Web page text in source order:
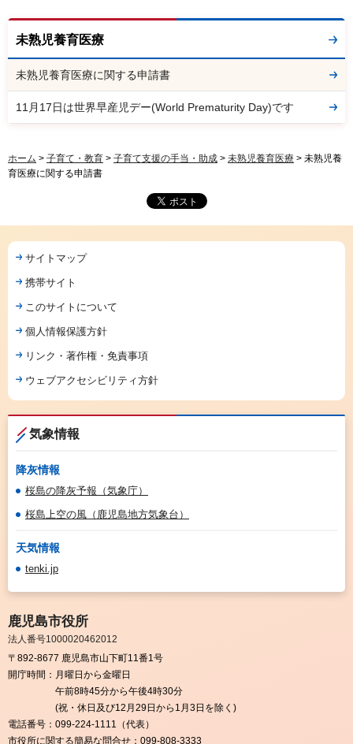
未熟児養育医療
未熟児養育医療に関する申請書
11月17日は世界早産児デー(World Prematurity Day)です
ホーム > 子育て・教育 > 子育て支援の手当・助成 > 未熟児養育医療 > 未熟児養
育医療に関する申請書
サイトマップ
携帯サイト
このサイトについて
個人情報保護方針
リンク・著作権・免責事項
ウェブアクセシビリティ方針
気象情報
降灰情報
桜島の降灰予報（気象庁）
桜島上空の風（鹿児島地方気象台）
天気情報
tenki.jp
鹿児島市役所
法人番号1000020462012
〒892-8677 鹿児島市山下町11番1号
開庁時間： 月曜日から金曜日
午前8時45分から午後4時30分
(祝・休日及び12月29日から1月3日を除く)
電話番号： 099-224-1111（代表）
市役所に関する簡易な問合せ： 099-808-3333